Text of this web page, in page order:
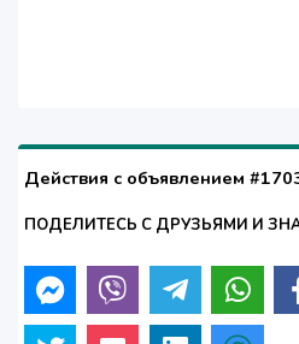
Действия с объявлением
ПОДЕЛИТЕСЬ С ДРУЗЬЯМИ И